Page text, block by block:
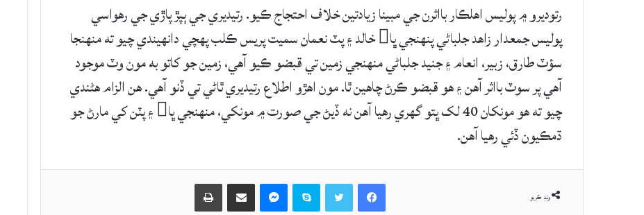
رتوديرو ۾ پوليس اهلڪار بااثرن جي مبينا زيادتين خلاف احتجاج ڪيو. رتيديري جي ٻپڙ پاڙي جي رهواسي
پوليس جمعدار زاهد جلباڻي پنهنجي ڀا خالد ۽ پٽ نعمان سميت پريس ڪلب پهچي دانهيندي چيو ته منهنجا
سؤٽ طارق، زبير، انعام ۽ جنيد جلباڻي منهنجي زمين تي قبضو ڪيو آهي، زمين جو کاتو به مون وٽ موجود
آهي پر سوٽ بااثر آهن ۽ هو قبضو ڪرڻ چاهين ٿا. مون اهڙو اطلاع رتيديري ٿاڻي تي ڏنو آهي. هن الزام هڻندي
چيو ته هو مونکان 40 لک ڀتو گهري رهيا آهن نه ڏيڻ جي صورت ۾ مونکي، منهنجي ڀا ۽ پٽن کي مارڻ جو
ڌمڪيون ڏئي رهيا آهن.
ونڊ ڪريو
Facebook
Skype حصيداري ڪريو اي ميل ذريعي